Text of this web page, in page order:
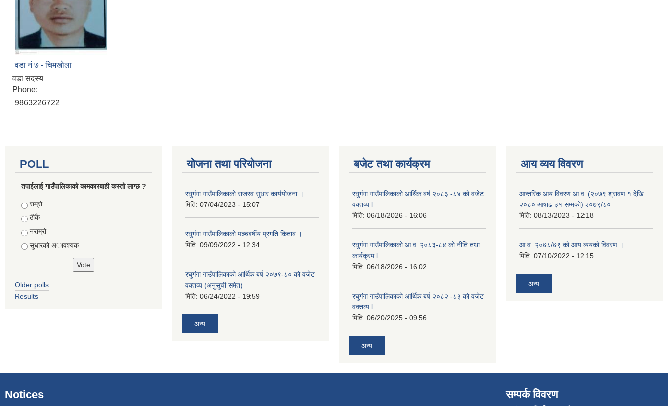
वडा नं ७ - चिमखोला
वडा सदस्य
Phone:
9863226722
POLL
तपाईलाई गाउँपालिकाको कामकारबाही कस्तो लाग्छ ?
Choices
राम्रो
ठीकै
नराम्रो
सुधारको अावश्यक
Older polls
Results
योजना तथा परियोजना
रघुगंगा गाउँपालिकाको राजस्व सुधार कार्ययोजना ।
मिति: 07/04/2023 - 15:07
रघुगंगा गाउँपालिकाको पञ्चवर्षीय प्रगति किताब ।
मिति: 09/09/2022 - 12:34
रघुगंगा गाउँपालिकाको आर्थिक बर्ष २०७९-८० को वजेट
वक्तव्य (अनुसुची समेत)
मिति: 06/24/2022 - 19:59
अन्य
बजेट तथा कार्यक्रम
रघुगंगा गाउँपालिकाको आर्थिक बर्ष २०८३ -८४ को वजेट
वक्तव्य l
मिति: 06/18/2026 - 16:06
रघुगंगा गाउँपालिकाको आ.व. २०८३-८४ को नीति तथा
कार्यक्रम l
मिति: 06/18/2026 - 16:02
रघुगंगा गाउँपालिकाको आर्थिक बर्ष २०८२ -८३ को वजेट
वक्तव्य l
मिति: 06/20/2025 - 09:56
अन्य
आय व्यय विवरण
आन्तरिक आय विवरण आ.व. (२०७९ श्रावण १ देखि
२०८० आषाढ ३१ सम्मको) २०७९/८०
मिति: 08/13/2023 - 12:18
आ.व. २०७८/७९ को आय व्ययको विवरण ।
मिति: 07/10/2022 - 12:15
अन्य
Notices सम्पर्क विवरण